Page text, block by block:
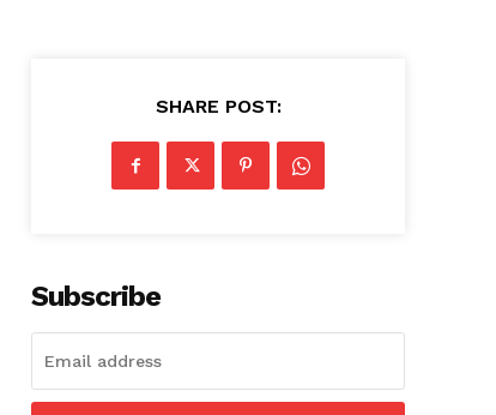
SHARE POST:
Subscribe